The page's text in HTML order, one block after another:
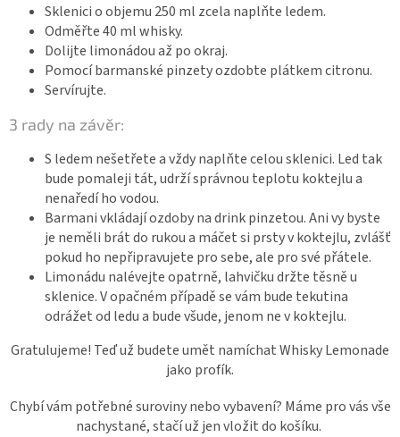
Sklenici o objemu 250 ml zcela naplňte ledem.
Odměřte 40 ml whisky.
Dolijte limonádou až po okraj.
Pomocí barmanské pinzety ozdobte plátkem citronu.
Servírujte.
3 rady na závěr:
S ledem nešetřete a vždy naplňte celou sklenici. Led tak
bude pomaleji tát, udrží správnou teplotu koktejlu a
nenaředí ho vodou.
Barmani vkládají ozdoby na drink pinzetou. Ani vy byste
je neměli brát do rukou a máčet si prsty v koktejlu, zvlášť
pokud ho nepřipravujete pro sebe, ale pro své přátele.
Limonádu nalévejte opatrně, lahvičku držte těsně u
sklenice. V opačném případě se vám bude tekutina
odrážet od ledu a bude všude, jenom ne v koktejlu.
Gratulujeme! Teď už budete umět namíchat Whisky Lemonade
jako profík.
Chybí vám potřebné suroviny nebo vybavení? Máme pro vás vše
nachystané, stačí už jen vložit do košíku.